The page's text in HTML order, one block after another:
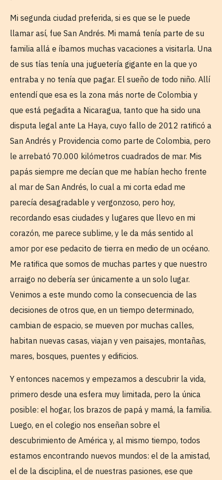
Mi segunda ciudad preferida, si es que se le puede
llamar así, fue San Andrés. Mi mamá tenía parte de su
familia allá e íbamos muchas vacaciones a visitarla. Una
de sus tías tenía una juguetería gigante en la que yo
entraba y no tenía que pagar. El sueño de todo niño. Allí
entendí que esa es la zona más norte de Colombia y
que está pegadita a Nicaragua, tanto que ha sido una
disputa legal ante La Haya, cuyo fallo de 2012 ratificó a
San Andrés y Providencia como parte de Colombia, pero
le arrebató 70.000 kilómetros cuadrados de mar. Mis
papás siempre me decían que me habían hecho frente
al mar de San Andrés, lo cual a mi corta edad me
parecía desagradable y vergonzoso, pero hoy,
recordando esas ciudades y lugares que llevo en mi
corazón, me parece sublime, y le da más sentido al
amor por ese pedacito de tierra en medio de un océano.
Me ratifica que somos de muchas partes y que nuestro
arraigo no debería ser únicamente a un solo lugar.
Venimos a este mundo como la consecuencia de las
decisiones de otros que, en un tiempo determinado,
cambian de espacio, se mueven por muchas calles,
habitan nuevas casas, viajan y ven paisajes, montañas,
mares, bosques, puentes y edificios.
Y entonces nacemos y empezamos a descubrir la vida,
primero desde una esfera muy limitada, pero la única
posible: el hogar, los brazos de papá y mamá, la familia.
Luego, en el colegio nos enseñan sobre el
descubrimiento de América y, al mismo tiempo, todos
estamos encontrando nuevos mundos: el de la amistad,
el de la disciplina, el de nuestras pasiones, ese que